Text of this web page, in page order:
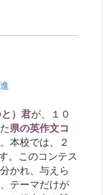
）君が、１０
県の英作文コ
本校では、２
。このコンテス
かれ、与えら
テーマだけが